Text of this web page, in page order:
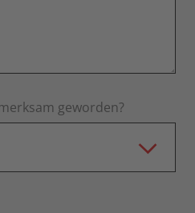
geworden?